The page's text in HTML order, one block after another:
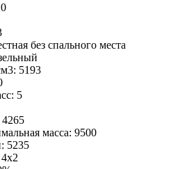
без спального места
5193
5
4265
масса: 9500
5235